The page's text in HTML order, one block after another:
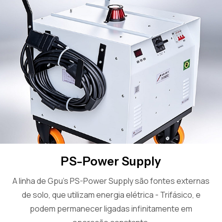
PS-Power Supply
A linha de Gpu’s PS-Power Supply são fontes externas
de solo, que utilizam energia elétrica - Trifásico, e
podem permanecer ligadas infinitamente em